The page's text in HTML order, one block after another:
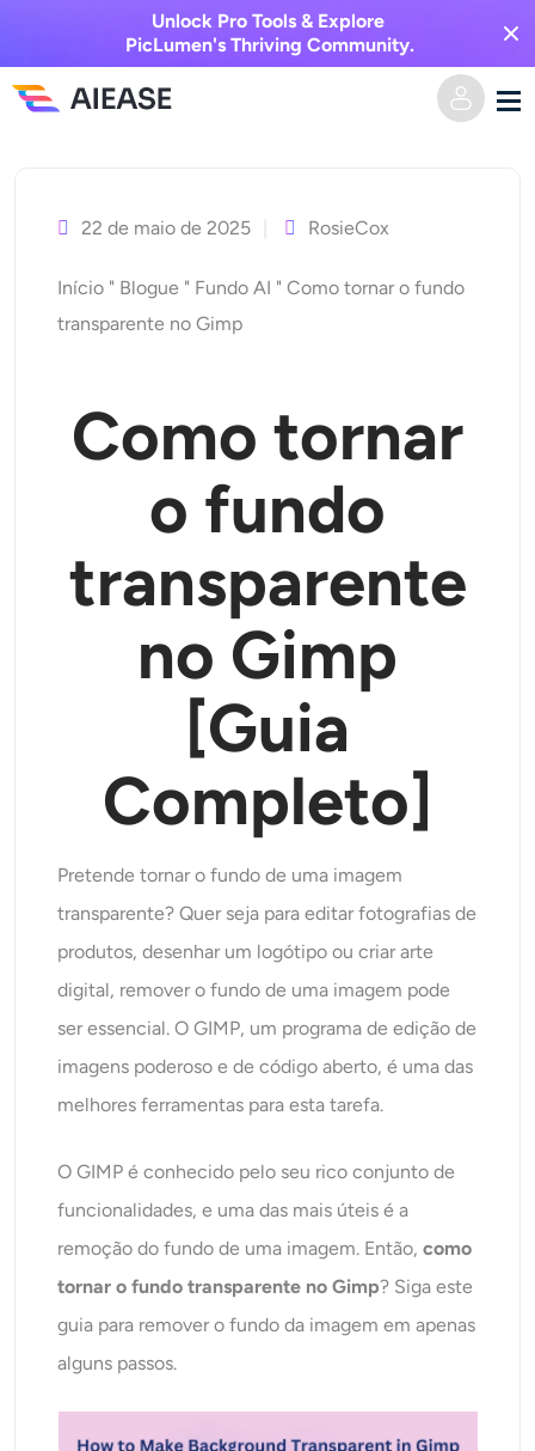
Unlock Pro Tools & Explore
PicLumen's Thriving Community.
Vídeo AI
Texto para vídeo
Efeitos de vídeo
Gerador de beijo AI
Gerador de abraços AI
Modelos de IA suportados
Kling 2.6 Motion Control
Kling 2.6 Pro Kling 2.1 Master
Wan 2.5
Efeitos de vídeo
Imagem para imagem
Texto para Imagem
Seedream 5.0 Pro Nano Banana Pro Seedream 4.5
Fluxo Kontext
Ferramentas de IA
Editor e Criador de Fotos
Aprimorador de fotos
Removedor de marca d'água
Extensor de IA
Substituto de IA
AI Recolorir
Ferramentas de retrato
Trocador de penteado
Trocador de roupas
22 de maio de 2025 RosieCox
Início " Blogue " Fundo AI "Como tornar o fundo
transparente no Gimp
Como tornar
o fundo
transparente
no Gimp
[Guia
Completo]
Pretende tornar o fundo de uma imagem
transparente? Quer seja para editar fotografias de
produtos, desenhar um logótipo ou criar arte
digital, remover o fundo de uma imagem pode
ser essencial. O GIMP, um programa de edição de
imagens poderoso e de código aberto, é uma das
melhores ferramentas para esta tarefa.
O GIMP é conhecido pelo seu rico conjunto de
funcionalidades, e uma das mais úteis é a
remoção do fundo de uma imagem. Então,como
tornar o fundo transparente noGimp? Siga este
guia para remover o fundo da imagem em apenas
alguns passos.